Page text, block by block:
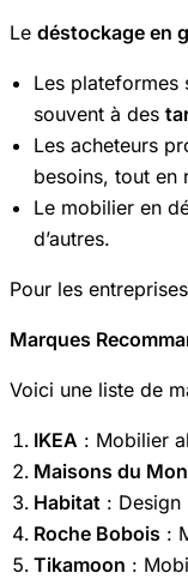
Le déstockage en
Les plateformes
souvent à des
Les acheteurs
besoins, tout en
Le mobilier en
d’autres.
Pour les
Marques
Voici une liste de
IKEA : Mobilier
Maisons du
Habitat : Design
Roche Bobois :
Tikamoon :